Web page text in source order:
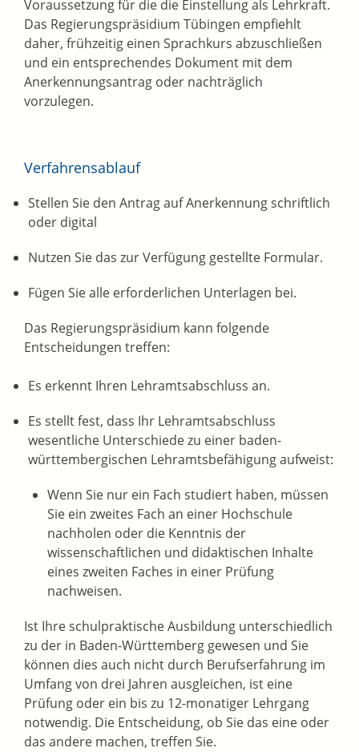
Voraussetzung für die die Einstellung als Lehrkraft.
Das Regierungspräsidium Tübingen empfiehlt
daher, frühzeitig einen Sprachkurs abzuschließen
und ein entsprechendes Dokument mit dem
Anerkennungsantrag oder nachträglich
vorzulegen.
Verfahrensablauf
Stellen Sie den Antrag auf Anerkennung schriftlich
oder digital
Nutzen Sie das zur Verfügung gestellte Formular.
Fügen Sie alle erforderlichen Unterlagen bei.
Das Regierungspräsidium kann folgende
Entscheidungen treffen:
Es erkennt Ihren Lehramtsabschluss an.
Es stellt fest, dass Ihr Lehramtsabschluss
wesentliche Unterschiede zu einer baden-
württembergischen Lehramtsbefähigung aufweist:
Wenn Sie nur ein Fach studiert haben, müssen
Sie ein zweites Fach an einer Hochschule
nachholen oder die Kenntnis der
wissenschaftlichen und didaktischen Inhalte
eines zweiten Faches in einer Prüfung
nachweisen.
Ist Ihre schulpraktische Ausbildung unterschiedlich
zu der in Baden-Württemberg gewesen und Sie
können dies auch nicht durch Berufserfahrung im
Umfang von drei Jahren ausgleichen, ist eine
Prüfung oder ein bis zu 12-monatiger Lehrgang
notwendig. Die Entscheidung, ob Sie das eine oder
das andere machen, treffen Sie.